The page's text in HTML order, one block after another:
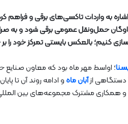
به واردات تاکسی‌های برقی و فراهم
ناوگان حمل‌ونقل عمومی برقی شود و به
کنیم؛ بالعکس بایستی تمرکز خود
؛ اواسط مهر ماه بود که معاون
آبان ماهو ادامه روند آن تا